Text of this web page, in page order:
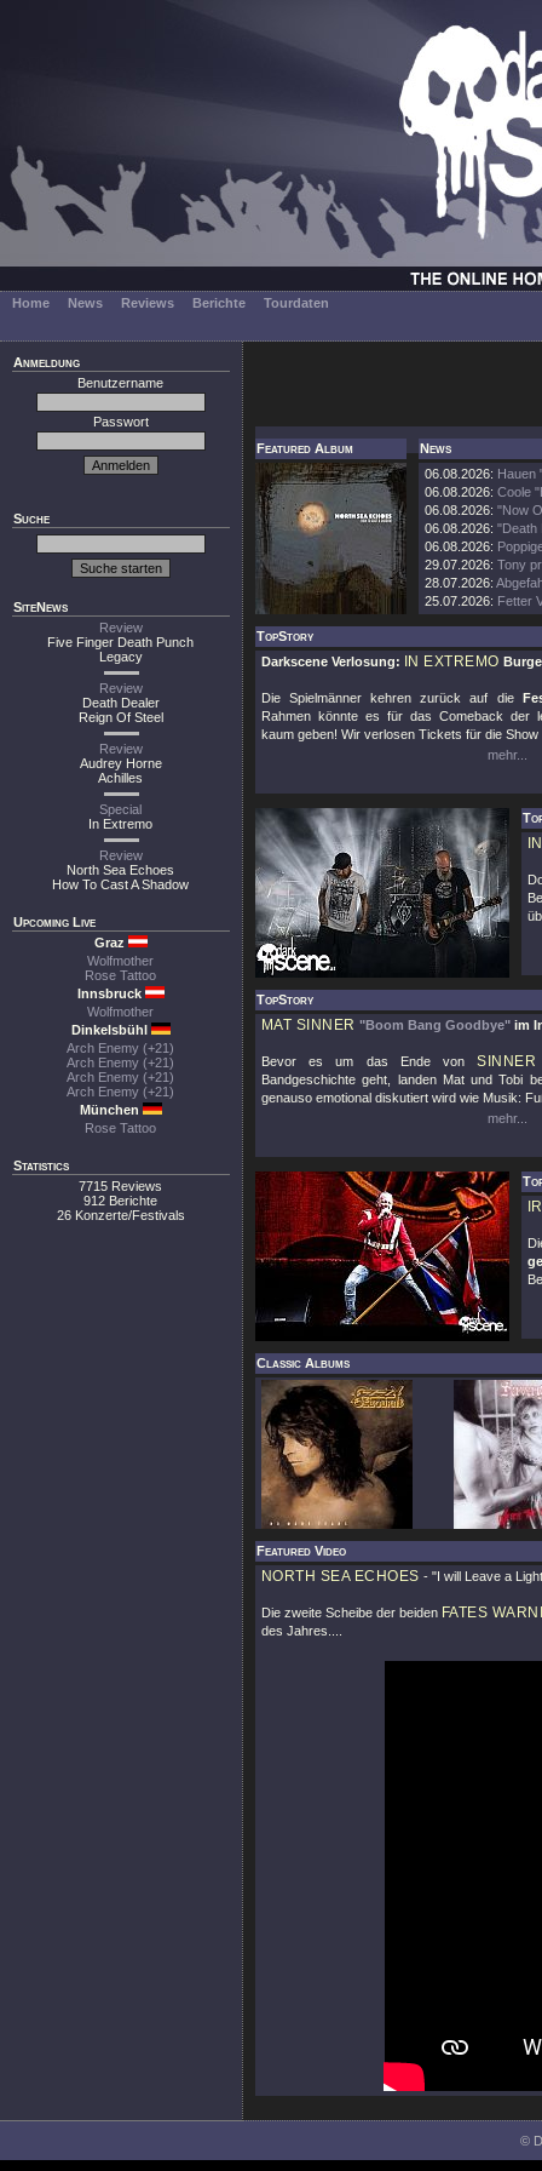
Home News Reviews Berichte Tourdaten
Anmeldung
Benutzername
Passwort
Suche
SiteNews
Review
Five Finger Death Punch
Legacy
Review
Death Dealer
Reign Of Steel
Review
Audrey Horne
Achilles
Special
In Extremo
Review
North Sea Echoes
How To Cast A Shadow
Upcoming Live
Graz
Wolfmother
Rose Tattoo
Innsbruck
Wolfmother
Dinkelsbühl
Arch Enemy (+21)
Arch Enemy (+21)
Arch Enemy (+21)
Arch Enemy (+21)
München
Rose Tattoo
Statistics
7715 Reviews
912 Berichte
26 Konzerte/Festivals
Featured Album
News
06.08.2026: Hauen
06.08.2026: Coole
06.08.2026: "Now
06.08.2026: "Death
06.08.2026:
29.07.2026: Tony
28.07.2026:
25.07.2026: Fetter
TopStory
Darkscene Verlosung:
IN EXTREMO
Die Spielmänner kehren zurück auf die
Rahmen könnte es für das Comeback der
kaum geben! Wir verlosen Tickets für die
mehr...
TopStory
MAT SINNER "Boom Bang Goodbye" im
Bevor es um das Ende vonSINNER
Bandgeschichte geht, landen Mat und Tobi
genauso emotional diskutiert wird wie Musik:
mehr...
Classic Albums
Featured Video
NORTH SEA ECHOES - "I will Leave a
Die zweite Scheibe der beiden FATES
des Jahres....
©